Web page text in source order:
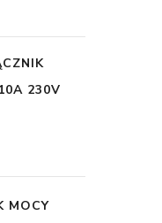
230V
MOCY